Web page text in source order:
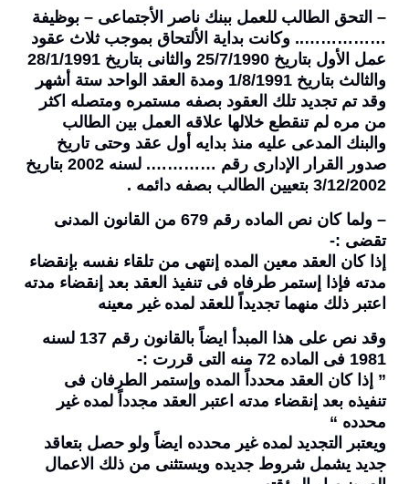
– التحق الطالب للعمل ببنك ناصر الأجتماعى – بوظيفة
…………….. وكانت بداية الألتحاق بموجب ثلاث عقود
عمل الأول بتاريخ 25/7/1990 والثانى بتاريخ 28/1/1991
والثالث بتاريخ 1/8/1991 ومدة العقد الواحد ستة أشهر
وقد تم تجديد تلك العقود بصفه مستمره ومتصله اكثر
من مره لم تنقطع خلالها علاقه العمل بين الطالب
والبنك المدعى عليه منذ بدايه أول عقد وحتى تاريخ
صدور القرار الإدارى رقم …………. لسنه 2002 بتاريخ
3/12/2002 بتعيين الطالب بصفه دائمه .
– ولما كان نص الماده رقم 679 من القانون المدنى
تقضى :-
إذا كان العقد معين المده إنتهى من تلقاء نفسه بإنقضاء
مدته فإذا إستمر طرفاه فى تنفيذ العقد بعد إنقضاء مدته
اعتبر ذلك منهما تجديداً للعقد لمده غير معينه
وقد نص على هذا المبدأ ايضاً بالقانون رقم 137 لسنه
1981 فى الماده 72 منه التى قررت :-
” إذا كان العقد محدداً المده وإستمر الطرفان فى
تنفيذه بعد إنقضاء مدته اعتبر العقد مجدداً لمده غير
محدده “
ويعتبر التجديد لمده غير محدده ايضاً ولو حصل بتعاقد
جديد يشمل شروط جديده ويستثنى من ذلك الاعمال